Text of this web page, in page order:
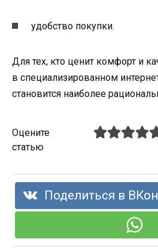
удобство покупки.
Для тех, кто ценит комфорт и
в специализированном
становится наиболее
Оцените
статью
Поделиться в